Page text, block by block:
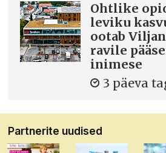
Ohtlike
leviku
ootab
ravile
inimese
3 päeva
Partnerite uudised